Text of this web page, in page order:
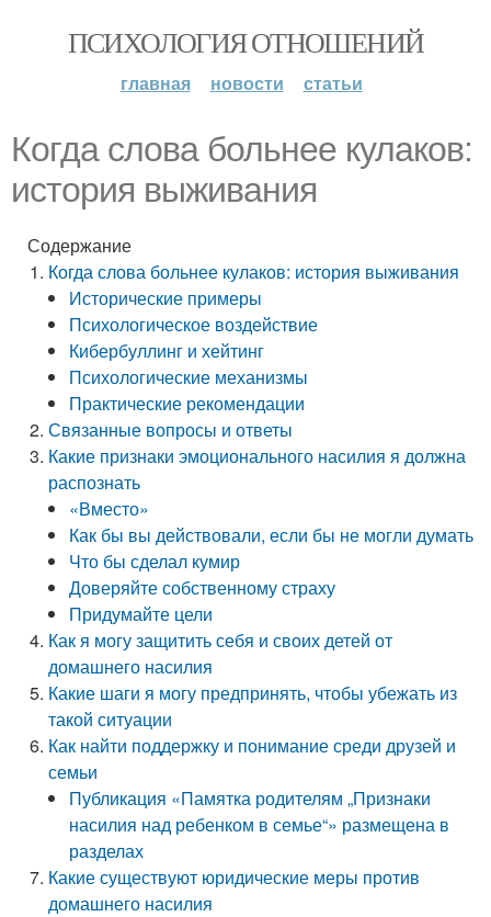
ПСИХОЛОГИЯ ОТНОШЕНИЙ
главная новости статьи
Когда слова больнее кулаков:
история выживания
Содержание
Когда слова больнее кулаков: история выживания
Исторические примеры
Психологическое воздействие
Кибербуллинг и хейтинг
Психологические механизмы
Практические рекомендации
Связанные вопросы и ответы
Какие признаки эмоционального насилия я должна
распознать
«Вместо»
Как бы вы действовали, если бы не могли думать
Что бы сделал кумир
Доверяйте собственному страху
Придумайте цели
Как я могу защитить себя и своих детей от
домашнего насилия
Какие шаги я могу предпринять, чтобы убежать из
такой ситуации
Как найти поддержку и понимание среди друзей и
семьи
Публикация «Памятка родителям „Признаки
насилия над ребенком в семье“» размещена в
разделах
Какие существуют юридические меры против
домашнего насилия